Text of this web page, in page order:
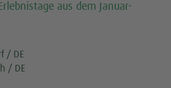
aus dem Januar-
/ DE
/ DE